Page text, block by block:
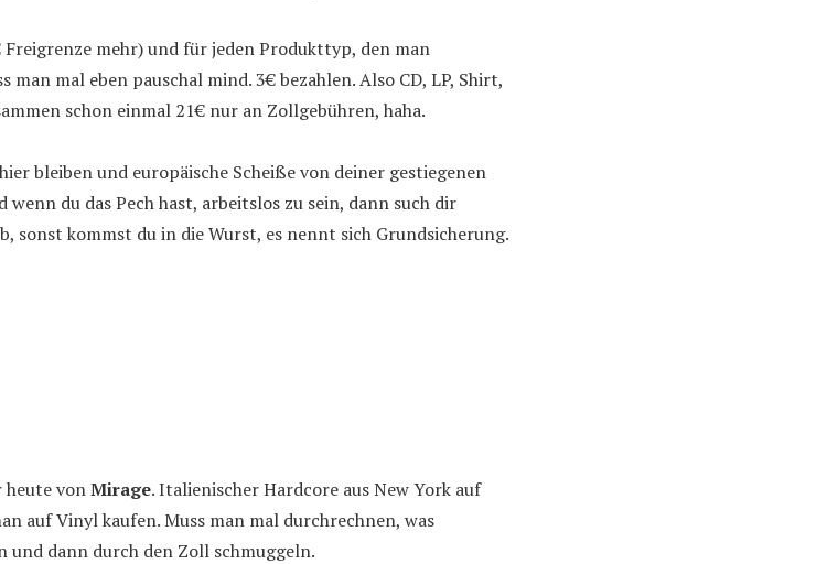
mehr) und für jeden Produkttyp, den man
mal eben pauschal mind. 3€ bezahlen. Also CD, LP, Shirt,
schon einmal 21€ nur an Zollgebühren, haha.
bleiben und europäische Scheiße von deiner gestiegenen
du das Pech hast, arbeitslos zu sein, dann such dir
sonst kommst du in die Wurst, es nennt sich Grundsicherung.
vonMirage. Italienischer Hardcore aus New York auf
auf Vinyl kaufen. Muss man mal durchrechnen, was
und dann durch den Zoll schmuggeln.